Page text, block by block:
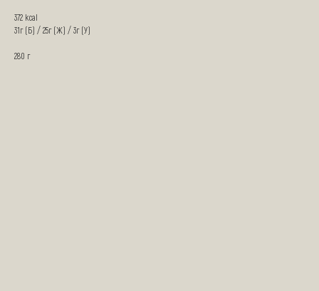
372 kcal
31г (Б) / 25г (Ж) / 3г (У)
280 г